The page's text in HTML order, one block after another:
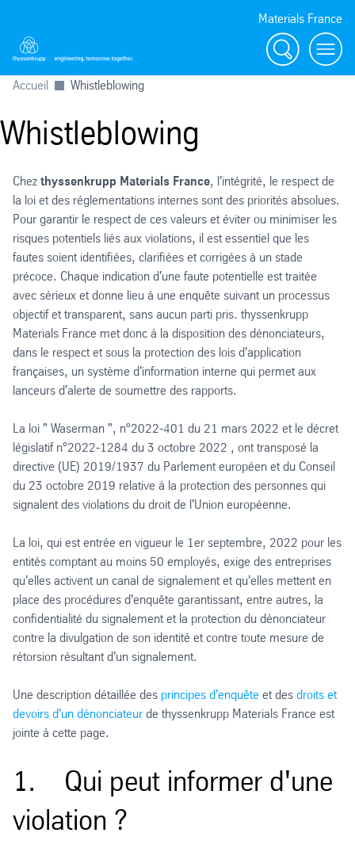
Materials France
Chercher
Accueil Whistleblowing
Whistleblowing
Chez thyssenkrupp Materials France, l'intégrité, le respect de
la loi et des réglementations internes sont des priorités absolues.
Pour garantir le respect de ces valeurs et éviter ou minimiser les
risques potentiels liés aux violations, il est essentiel que les
fautes soient identifiées, clarifiées et corrigées à un stade
précoce. Chaque indication d'une faute potentielle est traitée
avec sérieux et donne lieu à une enquête suivant un processus
objectif et transparent, sans aucun parti pris. thyssenkrupp
Materials France met donc à la disposition des dénonciateurs,
dans le respect et sous la protection des lois d'application
françaises, un système d'information interne qui permet aux
lanceurs d'alerte de soumettre des rapports.
La loi " Waserman ", n°2022-401 du 21 mars 2022 et le décret
législatif n°2022-1284 du 3 octobre 2022 , ont transposé la
directive (UE) 2019/1937 du Parlement européen et du Conseil
du 23 octobre 2019 relative à la protection des personnes qui
signalent des violations du droit de l'Union européenne.
La loi, qui est entrée en vigueur le 1er septembre, 2022 pour les
entités comptant au moins 50 employés, exige des entreprises
qu'elles activent un canal de signalement et qu'elles mettent en
place des procédures d'enquête garantissant, entre autres, la
confidentialité du signalement et la protection du dénonciateur
contre la divulgation de son identité et contre toute mesure de
rétorsion résultant d'un signalement.
Une description détaillée des principes d'enquête et des droits et
devoirs d'un dénonciateur de thyssenkrupp Materials France est
jointe à cette page.
1. Qui peut informer d'une
violation ?